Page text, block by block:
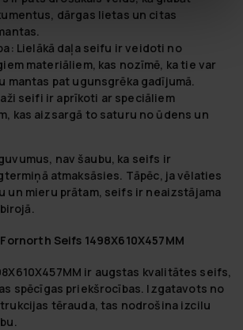
dārgas lietas un citas
Lielākā daļa seifu ir veidoti no
materiāliem, kas nozīmē, ka tie var
mantas pat ugunsgrēka gadījumā.
seifi ir aprīkoti ar speciāliem
kas aizsargā to saturu no ūdens un
nav šaubu, ka seifs ir
atmaksāsies. Tāpēc, ja vēlaties
un mieru prātam, seifs ir neaizstājama
Seifs 1498X610X457MM
ir augstas kvalitātes seifs,
spēcīgas priekšrocības. Izgatavots no
tērauda, tas nodrošina izcilu